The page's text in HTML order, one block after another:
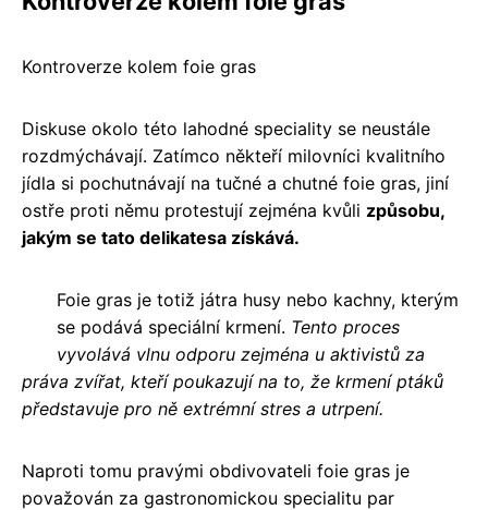
Kontroverze kolem foie gras
Diskuse okolo této lahodné speciality se neustále
rozdmýchávají. Zatímco někteří milovníci kvalitního
jídla si pochutnávají na tučné a chutné foie gras, jiní
ostře proti němu protestují zejména kvůli způsobu,
jakým se tato delikatesa získává.
Foie gras je totiž játra husy nebo kachny, kterým
se podává speciální krmení. Tento proces
vyvolává vlnu odporu zejména u aktivistů za
práva zvířat, kteří poukazují na to, že krmení ptáků
představuje pro ně extrémní stres a utrpení.
Naproti tomu pravými obdivovateli foie gras je
považován za gastronomickou specialitu par